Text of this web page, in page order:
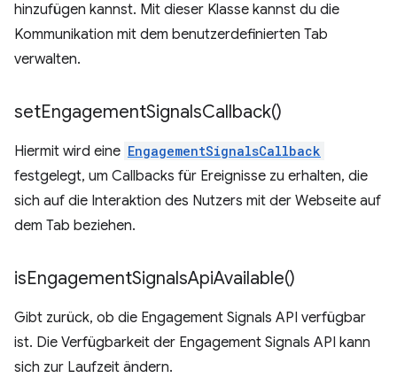
hinzufügen kannst. Mit dieser Klasse kannst du die
Kommunikation mit dem benutzerdefinierten Tab
verwalten.
setEngagementSignalsCallback()
Hiermit wird eine EngagementSignalsCallback
festgelegt, um Callbacks für Ereignisse zu erhalten, die
sich auf die Interaktion des Nutzers mit der Webseite auf
dem Tab beziehen.
isEngagementSignalsApiAvailable()
Gibt zurück, ob die Engagement Signals API verfügbar
ist. Die Verfügbarkeit der Engagement Signals API kann
sich zur Laufzeit ändern.